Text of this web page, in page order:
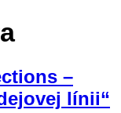
–
línii“